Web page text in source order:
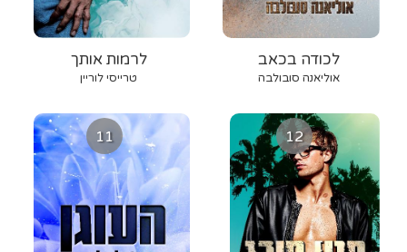
לרמות אותך
טרייסי לוריין
לכודה בכאב
אוליאנה סובולבה
11 12